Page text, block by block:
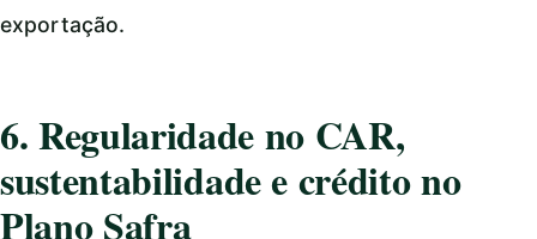
exportação.
6. Regularidade no CAR,
sustentabilidade e crédito no
Plano Safra